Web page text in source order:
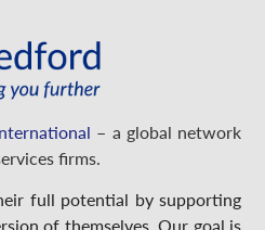
– a global network
firms.
full potential by supporting
of themselves. Our goal is